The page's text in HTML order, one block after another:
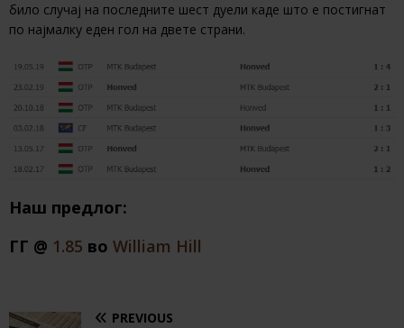
било случај на последните шест дуели каде што е постигнат
по најмалку еден гол на двете страни.
Наш предлог:
ГГ @ 1.85 во William Hill
PREVIOUS